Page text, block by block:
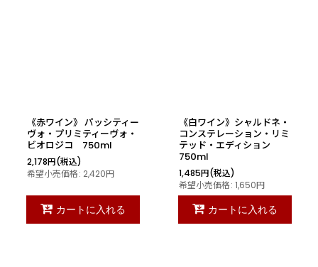
《赤ワイン》 パッシティー
ヴォ・プリミティーヴォ・
ビオロジコ 750ml
2,178円(税込)
希望小売価格: 2,420円
カートに入れる
《白ワイン》シャルドネ・
コンステレーション・リミ
テッド・エディション
750ml
1,485円(税込)
希望小売価格: 1,650円
カートに入れる